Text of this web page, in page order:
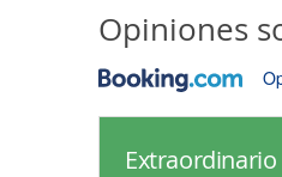
Opiniones
Extraordinario